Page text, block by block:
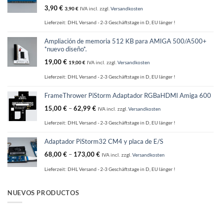
3,90€ 3,90€ IVA incl. zzgl. Versandkosten
Lieferzeit: DHL Versand - 2-3 Geschäftstage in D, EU länger !
Ampliación de memoria 512 KB para AMIGA 500/A500+
*nuevo diseño*.
19,00€ 19,00€ IVA incl. zzgl.Versandkosten
Lieferzeit: DHL Versand - 2-3 Geschäftstage in D, EU länger !
FrameThrower PiStorm Adaptador RGBaHDMI Amiga 600
15,00€ –62,99€ IVA incl. zzgl. Versandkosten
Lieferzeit: DHL Versand - 2-3 Geschäftstage in D, EU länger !
Adaptador PiStorm32 CM4 y placa de E/S
68,00€ – 173,00€ IVA incl. zzgl. Versandkosten
Lieferzeit: DHL Versand - 2-3 Geschäftstage in D, EU länger !
NUEVOS PRODUCTOS